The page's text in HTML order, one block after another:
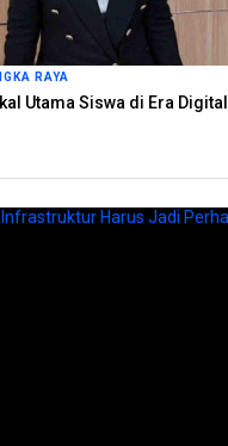
RAYA
Utama Siswa di Era Digital